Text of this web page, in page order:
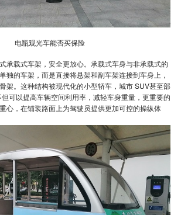
电瓶观光车能否买保险
承载式车架，安全更放心。承载式车身与非承载式的
独的车架，而是直接将悬架和副车架连接到车身上，
架。这种结构被现代化的小型轿车，城市 SUV甚至部
可以提高车辆空间利用率，减轻车身重量，更重要的
心，在铺装路面上为驾驶员提供更加可控的操纵体